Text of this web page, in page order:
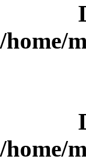
/home/
/home/